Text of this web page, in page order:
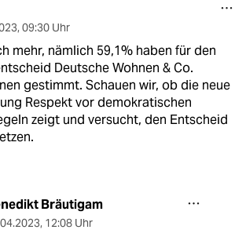
, 09:30 Uhr
mehr, nämlich 59,1% haben für den
Deutsche Wohnen & Co.
gestimmt. Schauen wir, ob die neue
Respekt vor demokratischen
zeigt und versucht, den Entscheid
Bräutigam
, 12:08 Uhr